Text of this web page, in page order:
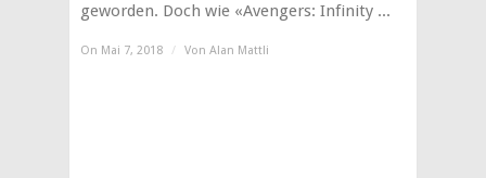
geworden. Doch wie «Avengers: Infinity ...
On Mai 7, 2018 / Von Alan Mattli